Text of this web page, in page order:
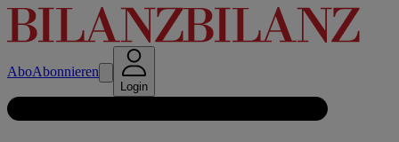
AboAbonnieren
Login